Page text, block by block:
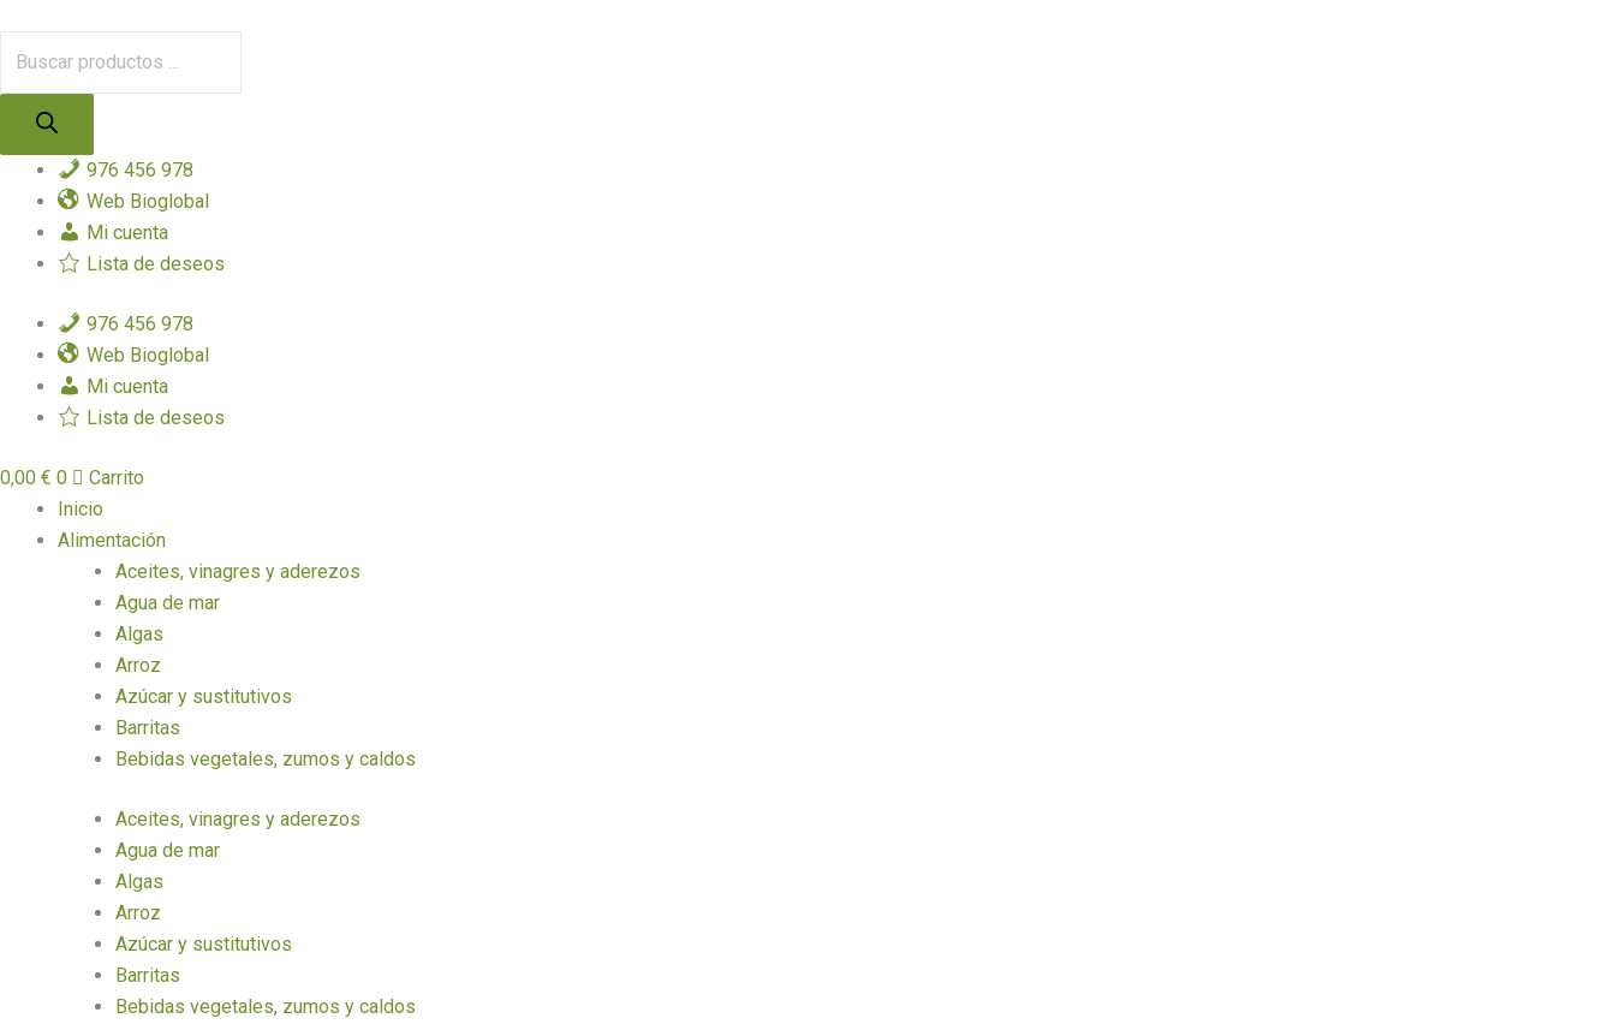
contenido
productos
976 456 978
Web Bioglobal
Mi cuenta
Lista de deseos
976 456 978
Web Bioglobal
Mi cuenta
Lista de deseos
0,00 € 0
Carrito
Inicio
Alimentación
Aceites, vinagres y aderezos
Agua de mar
Algas
Arroz
Azúcar y sustitutivos
Barritas
Bebidas vegetales, zumos y caldos
Aceites, vinagres y aderezos
Agua de mar
Algas
Arroz
Azúcar y sustitutivos
Barritas
Bebidas vegetales, zumos y caldos